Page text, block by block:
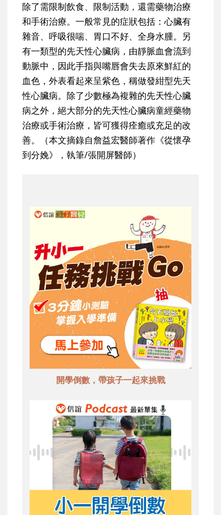
除了需限制飲食、限制活動，還需藥物治療
和手術治療。一般常見的症狀包括：心臟有
雜音、呼吸很喘、胃口不好、全身水腫。另
有一類型的先天性心臟病，由靜脈血會流到
動脈中，因此手指與嘴唇會失去原來鮮紅的
血色，外表看起來呈紫色，稱做發紺型先天
性心臟病。除了少數極為複雜的先天性心臟
病之外，絕大部分的先天性心臟病童經藥物
治療或手術治療，皆可獲得痊癒或充足的改
善。（本文摘錄自詹益宏醫師著作《從懷孕
到分娩》，執筆/張開屏醫師）
開學倒數，帶孩子一起來挑戰